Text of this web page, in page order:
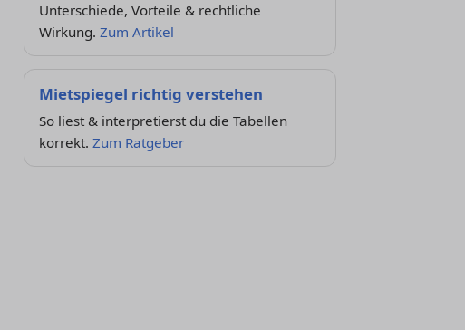
Unterschiede, Vorteile & rechtliche
Wirkung. Zum Artikel
Mietspiegel richtig verstehen
So liest & interpretierst du die Tabellen
korrekt. Zum Ratgeber